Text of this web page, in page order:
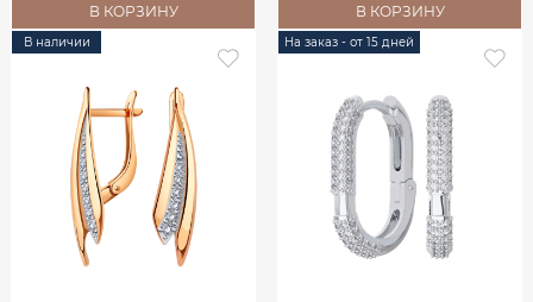
В КОРЗИНУ В КОРЗИНУ
В наличии На заказ - от 15 дней